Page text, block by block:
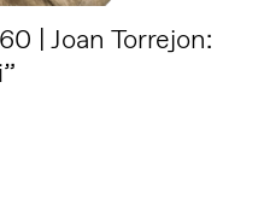
| Joan Torrejon: